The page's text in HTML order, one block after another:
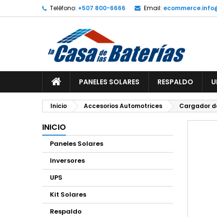
Teléfono: +507 800-6666 Email:
PANELES SOLARES RESPALDO
Inicio Accesorios Automotrices Cargador
INICIO
Paneles Solares
Inversores
UPS
Kit Solares
Respaldo